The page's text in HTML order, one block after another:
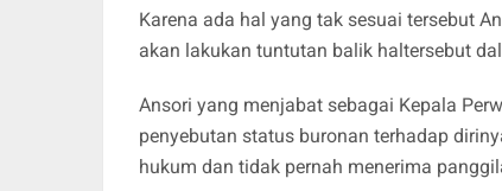
Karena ada hal yang tak sesuai tersebut
akan lakukan tuntutan balik haltersebut
Ansori yang menjabat sebagai Kepala
penyebutan status buronan terhadap
hukum dan tidak pernah menerima